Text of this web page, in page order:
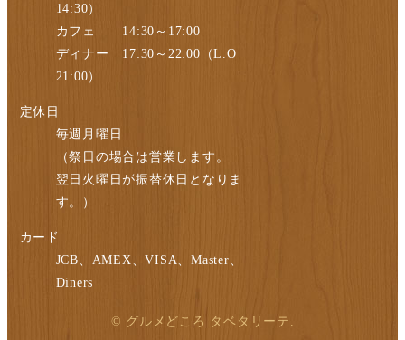
14:30）
カフェ 14:30～17:00
ディナー 17:30～22:00（L.O
21:00）
定休日
毎週月曜日
（祭日の場合は営業します。
翌日火曜日が振替休日となりま
す。）
カード
JCB、AMEX、VISA、Master、
Diners
© グルメどころ タベタリーテ.